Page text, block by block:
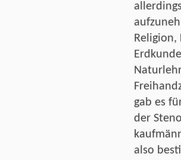
Religion,
gab es
der
also